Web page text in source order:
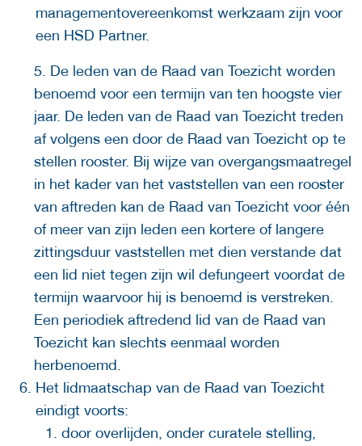
managementovereenkomst werkzaam zijn voor
een HSD Partner.
5. De leden van de Raad van Toezicht worden
benoemd voor een termijn van ten hoogste vier
jaar. De leden van de Raad van Toezicht treden
af volgens een door de Raad van Toezicht op te
stellen rooster. Bij wijze van overgangsmaatregel
in het kader van het vaststellen van een rooster
van aftreden kan de Raad van Toezicht voor één
of meer van zijn leden een kortere of langere
zittingsduur vaststellen met dien verstande dat
een lid niet tegen zijn wil defungeert voordat de
termijn waarvoor hij is benoemd is verstreken.
Een periodiek aftredend lid van de Raad van
Toezicht kan slechts eenmaal worden
herbenoemd.
Het lidmaatschap van de Raad van Toezicht
eindigt voorts:
door overlijden, onder curatele stelling,